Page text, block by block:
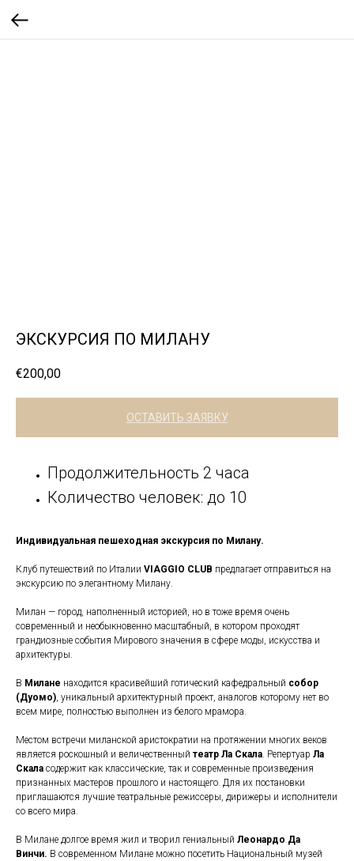
ЭКСКУРСИЯ ПО МИЛАНУ
€200,00
ОСТАВИТЬ ЗАЯВКУ
Продолжительность 2 часа
Количество человек: до 10
Индивидуальная пешеходная экскурсия по Милану.
Клуб путешествий по Италии VIAGGIO CLUB предлагает отправиться на
экскурсию по элегантному Милану.
Милан — город, наполненный историей, но в тоже время очень
современный и необыкновенно масштабный, в котором проходят
грандиозные события Мирового значения в сфере моды, искусства и
архитектуры.
В Милане находится красивейший готический кафедральный собор
(Дуомо), уникальный архитектурный проект, аналогов которому нет во
всем мире, полностью выполнен из белого мрамора.
Местом встречи миланской аристократии на протяжении многих веков
является роскошный и величественный театр Ла Скала. Репертуар Ла
Скала содержит как классические, так и современные произведения
признанных мастеров прошлого и настоящего. Для их постановки
приглашаются лучшие театральные режиссеры, дирижеры и исполнители
со всего мира.
В Милане долгое время жил и творил гениальный Леонардо Да
Винчи. В современном Милане можно посетить Национальный музей